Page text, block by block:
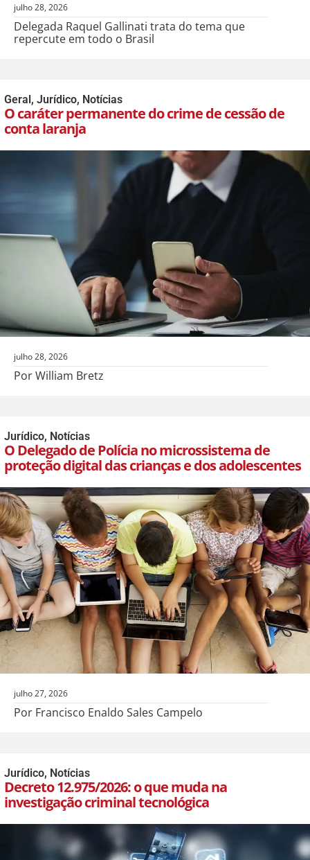
julho 28, 2026
Delegada Raquel Gallinati trata do tema que
repercute em todo o Brasil
Geral, Jurídico, Notícias
O caráter permanente do crime de cessão de
conta laranja
julho 28, 2026
Por William Bretz
Jurídico, Notícias
O Delegado de Polícia no microssistema de
proteção digital das crianças e dos adolescentes
julho 27, 2026
Por Francisco Enaldo Sales Campelo
Jurídico, Notícias
Decreto 12.975/2026: o que muda na
investigação criminal tecnológica